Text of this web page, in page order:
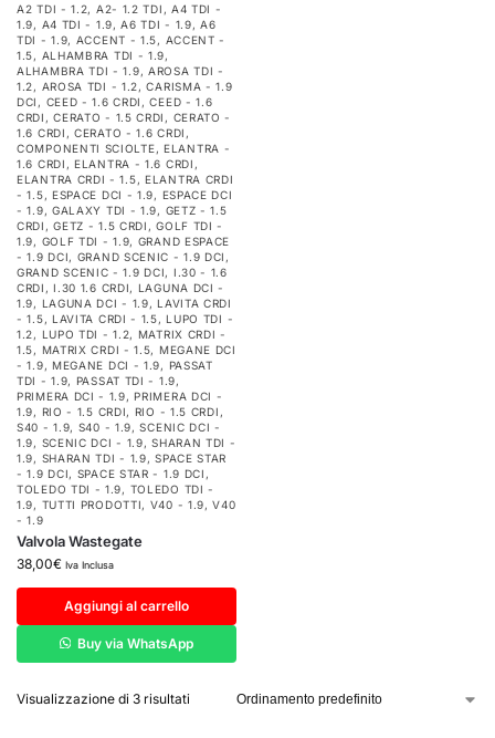
A2 TDI - 1.2, A2- 1.2 TDI , A4 TDI -
1.9, A4 TDI - 1.9,A6 TDI - 1.9,A6
TDI - 1.9, ACCENT - 1.5, ACCENT -
1.5, ALHAMBRA TDI - 1.9,
ALHAMBRA TDI - 1.9,AROSA TDI -
1.2, AROSA TDI - 1.2,CARISMA - 1.9
DCI , CEED - 1.6 CRDI ,CEED - 1.6
CRDI ,CERATO - 1.5 CRDI , CERATO -
1.6 CRDI ,CERATO - 1.6 CRDI ,
COMPONENTI SCIOLTE,ELANTRA -
1.6 CRDI ,ELANTRA - 1.6 CRDI ,
ELANTRA CRDI - 1.5,ELANTRA CRDI
- 1.5, ESPACE DCI - 1.9, ESPACE DCI
- 1.9, GALAXY TDI - 1.9, GETZ - 1.5
CRDI ,GETZ - 1.5 CRDI ,GOLF TDI -
1.9, GOLF TDI - 1.9, GRAND ESPACE
- 1.9 DCI, GRAND SCENIC - 1.9 DCI ,
GRAND SCENIC - 1.9 DCI, I.30 - 1.6
CRDI ,I.30 1.6 CRDI, LAGUNA DCI -
1.9, LAGUNA DCI - 1.9,LAVITA CRDI
- 1.5, LAVITA CRDI - 1.5,LUPO TDI -
1.2, LUPO TDI - 1.2, MATRIX CRDI -
1.5, MATRIX CRDI - 1.5, MEGANE DCI
- 1.9, MEGANE DCI - 1.9, PASSAT
TDI - 1.9, PASSAT TDI - 1.9,
PRIMERA DCI - 1.9,PRIMERA DCI -
1.9, RIO - 1.5 CRDI, RIO - 1.5 CRDI ,
S40 - 1.9, S40 - 1.9,SCENIC DCI -
1.9, SCENIC DCI - 1.9,SHARAN TDI -
1.9, SHARAN TDI - 1.9,SPACE STAR
- 1.9 DCI, SPACE STAR - 1.9 DCI ,
TOLEDO TDI - 1.9, TOLEDO TDI -
1.9, TUTTI PRODOTTI, V40 - 1.9,V40
- 1.9
Valvola Wastegate
38,00€ Iva Inclusa
Aggiungi al carrello
Buy via WhatsApp
Visualizzazione di 3 risultati